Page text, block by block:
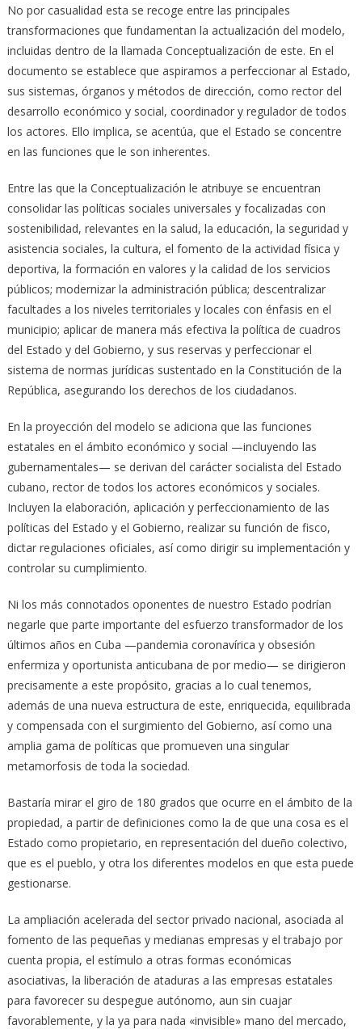
No por casualidad esta se recoge entre las principales
transformaciones que fundamentan la actualización del modelo,
incluidas dentro de la llamada Conceptualización de este. En el
documento se establece que aspiramos a perfeccionar al Estado,
sus sistemas, órganos y métodos de dirección, como rector del
desarrollo económico y social, coordinador y regulador de todos
los actores. Ello implica, se acentúa, que el Estado se concentre
en las funciones que le son inherentes.
Entre las que la Conceptualización le atribuye se encuentran
consolidar las políticas sociales universales y focalizadas con
sostenibilidad, relevantes en la salud, la educación, la seguridad y
asistencia sociales, la cultura, el fomento de la actividad física y
deportiva, la formación en valores y la calidad de los servicios
públicos; modernizar la administración pública; descentralizar
facultades a los niveles territoriales y locales con énfasis en el
municipio; aplicar de manera más efectiva la política de cuadros
del Estado y del Gobierno, y sus reservas y perfeccionar el
sistema de normas jurídicas sustentado en la Constitución de la
República, asegurando los derechos de los ciudadanos.
En la proyección del modelo se adiciona que las funciones
estatales en el ámbito económico y social —incluyendo las
gubernamentales— se derivan del carácter socialista del Estado
cubano, rector de todos los actores económicos y sociales.
Incluyen la elaboración, aplicación y perfeccionamiento de las
políticas del Estado y el Gobierno, realizar su función de fisco,
dictar regulaciones oficiales, así como dirigir su implementación y
controlar su cumplimiento.
Ni los más connotados oponentes de nuestro Estado podrían
negarle que parte importante del esfuerzo transformador de los
últimos años en Cuba —pandemia coronavírica y obsesión
enfermiza y oportunista anticubana de por medio— se dirigieron
precisamente a este propósito, gracias a lo cual tenemos,
además de una nueva estructura de este, enriquecida, equilibrada
y compensada con el surgimiento del Gobierno, así como una
amplia gama de políticas que promueven una singular
metamorfosis de toda la sociedad.
Bastaría mirar el giro de 180 grados que ocurre en el ámbito de la
propiedad, a partir de definiciones como la de que una cosa es el
Estado como propietario, en representación del dueño colectivo,
que es el pueblo, y otra los diferentes modelos en que esta puede
gestionarse.
La ampliación acelerada del sector privado nacional, asociada al
fomento de las pequeñas y medianas empresas y el trabajo por
cuenta propia, el estímulo a otras formas económicas
asociativas, la liberación de ataduras a las empresas estatales
para favorecer su despegue autónomo, aun sin cuajar
favorablemente, y la ya para nada «invisible» mano del mercado,